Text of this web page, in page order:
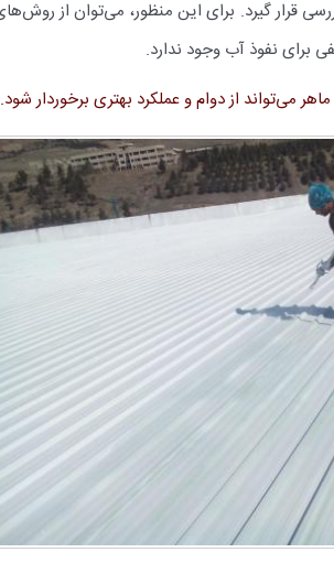
قرار گیرد. برای این منظور، می‌توان از
برای نفوذ آب وجود ندارد.
می‌تواند از دوام و عملکرد بهتری برخوردار شود.